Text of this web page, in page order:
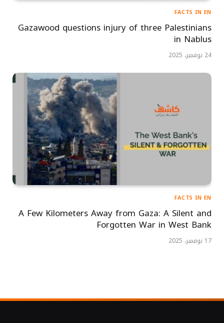
FACTS IN EN
Gazawood questions injury of three Palestinians
in Nablus
24 نوفمبر، 2025
FACTS IN EN
A Few Kilometers Away from Gaza: A Silent and
Forgotten War in West Bank
17 نوفمبر، 2025